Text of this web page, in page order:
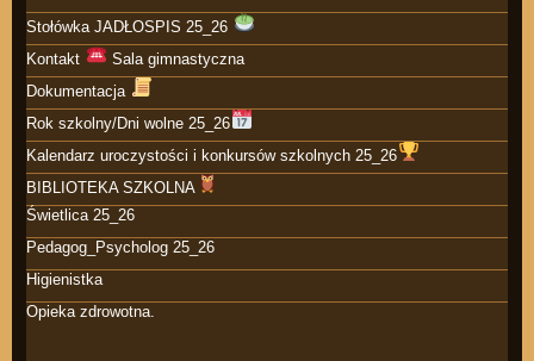
Stołówka JADŁOSPIS 25_26
Kontakt
Sala gimnastyczna
Dokumentacja
Rok szkolny/Dni wolne 25_26
Kalendarz uroczystości i konkursów szkolnych 25_26
BIBLIOTEKA SZKOLNA
Świetlica 25_26
Pedagog_Psycholog 25_26
Higienistka
Opieka zdrowotna.